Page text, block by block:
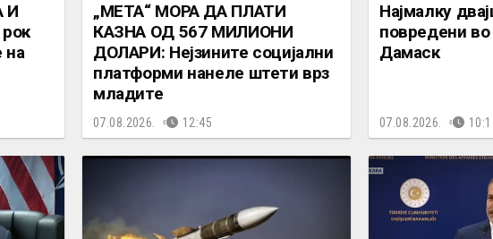
И
на
„МЕТА“ МОРА ДА ПЛАТИ
КАЗНА ОД 567 МИЛИОНИ
ДОЛАРИ: Нејзините социјални
платформи нанеле штети врз
младите
07.08.2026. 12:45
Најмалку
повредени во
Дамаск
07.08.2026.